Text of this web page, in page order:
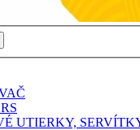
UTIERKY,